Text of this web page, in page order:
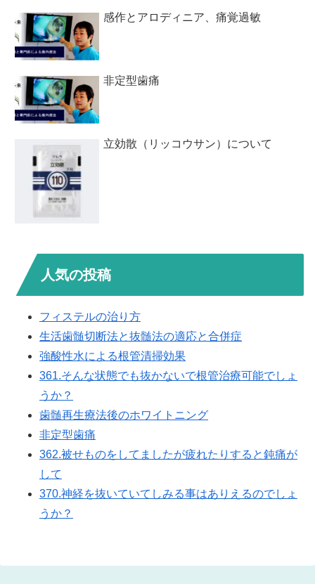
感作とアロディニア、痛覚過敏
非定型歯痛
立効散（リッコウサン）について
人気の投稿
フィステルの治り方
生活歯髄切断法と抜髄法の適応と合併症
強酸性水による根管清掃効果
361.そんな状態でも抜かないで根管治療可能でしょ
うか？
歯髄再生療法後のホワイトニング
非定型歯痛
362.被せものをしてましたが疲れたりすると鈍痛が
して
370.神経を抜いていてしみる事はありえるのでしょ
うか？